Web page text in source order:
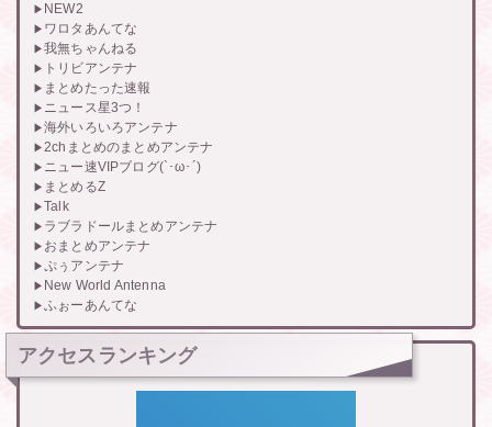
NEW2
ワロタあんてな
我無ちゃんねる
トリビアンテナ
まとめたった速報
ニュース星3つ！
海外いろいろアンテナ
2chまとめのまとめアンテナ
ニュー速VIPブログ(`･ω･´)
まとめるZ
Talk
ラブラドールまとめアンテナ
おまとめアンテナ
ぷぅアンテナ
New World Antenna
ふぉーあんてな
アクセスランキング